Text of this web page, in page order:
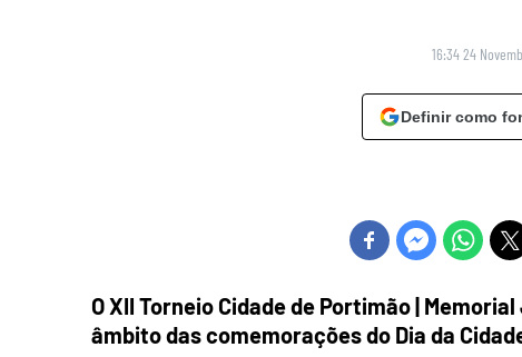
16:34 24
Definir como
O XII Torneio Cidade de Portimão |
âmbito das comemorações do Dia da